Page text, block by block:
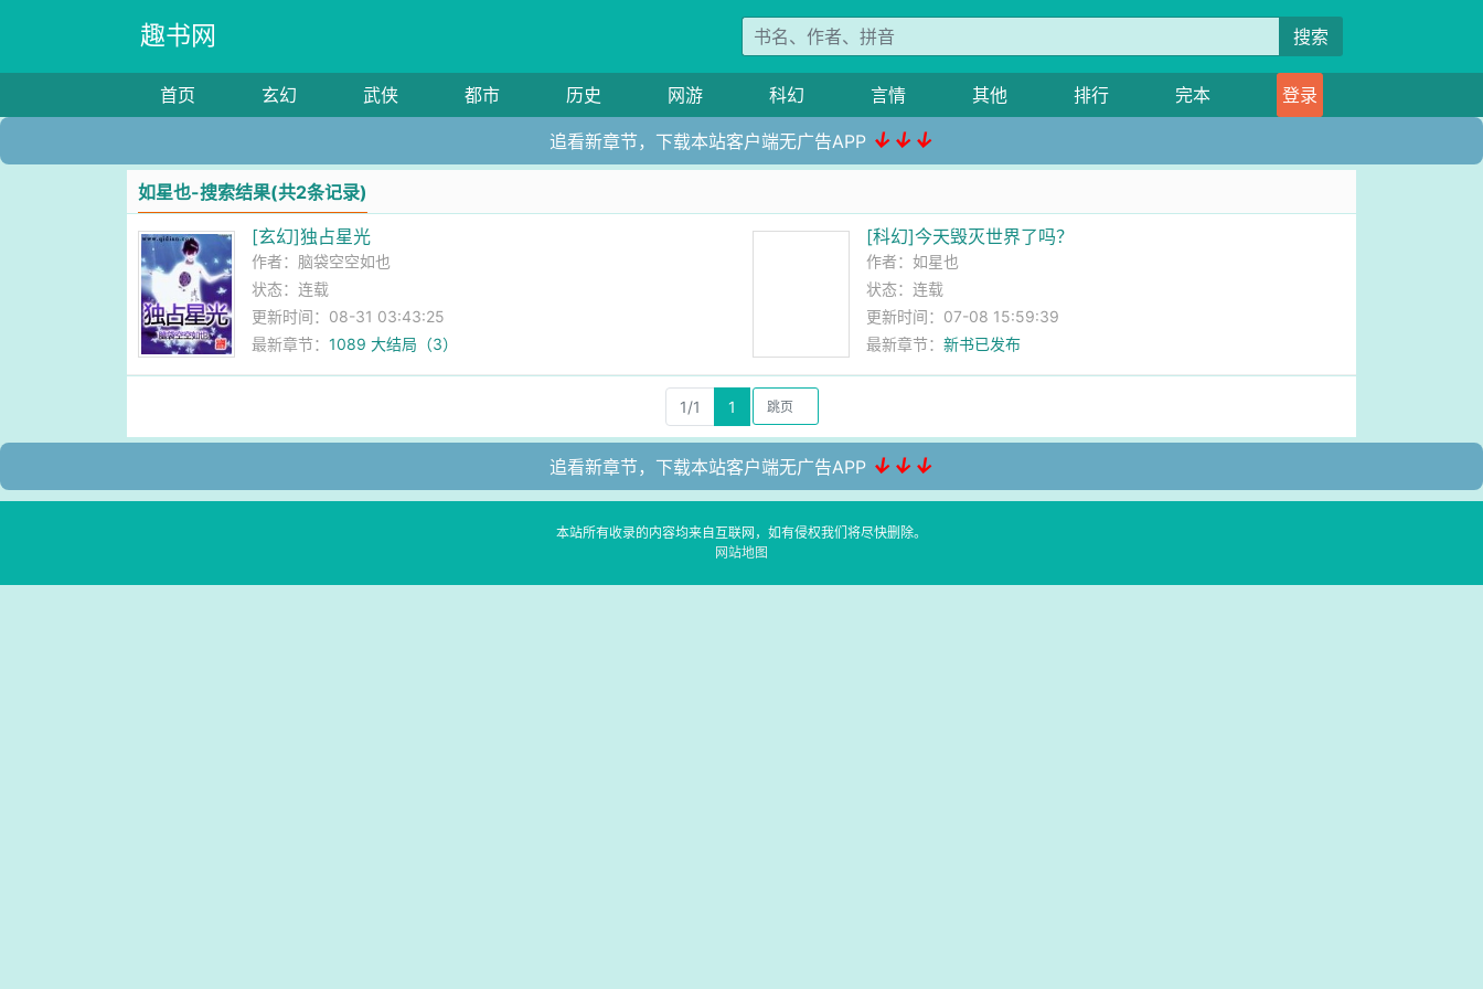
趣书网 搜索
首页 玄幻 武侠 都市 历史 网游 科幻 言情 其他 排行 完本 登录
追看新章节，下载本站客户端无广告APP ↓↓↓
如星也-搜索结果(共2条记录)
[玄幻]独占星光
作者： 脑袋空空如也
状态：连载
更新时间：08-31 03:43:25
最新章节：1089 大结局（3）
[科幻]今天毁灭世界了吗？
作者： 如星也
状态：连载
更新时间：07-08 15:59:39
最新章节： 新书已发布
1/1 1
追看新章节，下载本站客户端无广告APP ↓↓↓
本站所有收录的内容均来自互联网，如有侵权我们将尽快删除。
网站地图